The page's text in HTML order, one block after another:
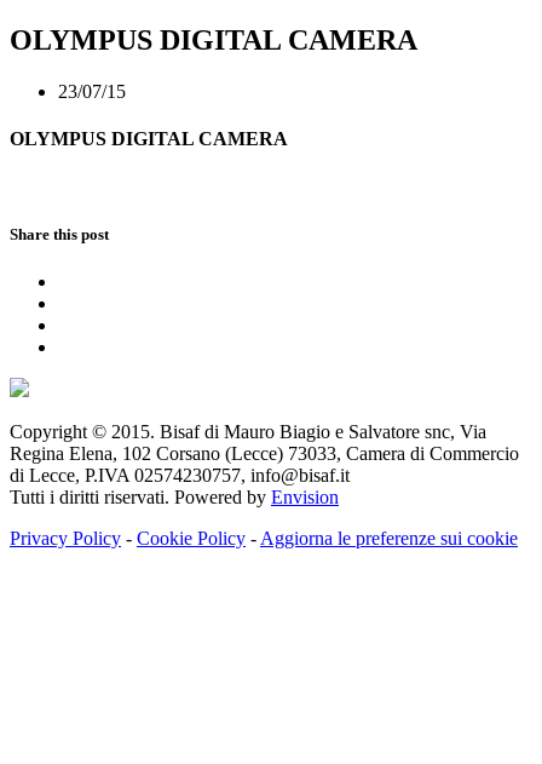
OLYMPUS DIGITAL CAMERA
23/07/15
OLYMPUS DIGITAL CAMERA
Share this post
Copyright © 2015. Bisaf di Mauro Biagio e Salvatore snc, Via
Regina Elena, 102 Corsano (Lecce) 73033, Camera di Commercio
di Lecce, P.IVA 02574230757, info@bisaf.it
Tutti i diritti riservati. Powered by Envision
Privacy Policy - Cookie Policy - Aggiorna le preferenze sui cookie